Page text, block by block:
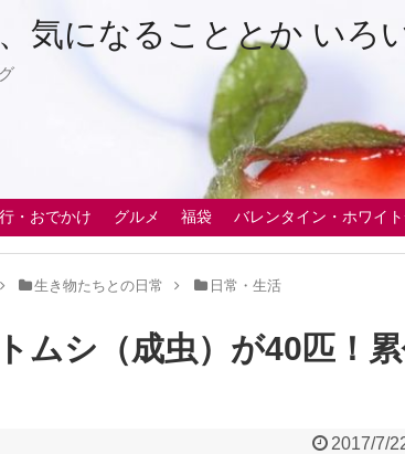
気になることとか いろ
・おでかけ グルメ 福袋 バレンタイン・ホワイ
生き物たちとの日常 日常・生活
ムシ（成虫）が40匹！
2017/7/